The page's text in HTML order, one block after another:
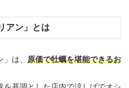
アン」とは
は、 原価で牡蠣を堪能できるお